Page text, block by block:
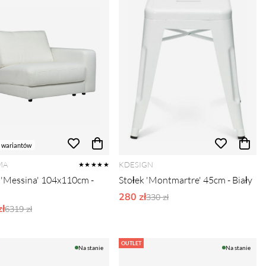
wariantów
★★★★★
104x110cm -
Ordynarne ceny:
6319 zł
KDESIGN
Stołek 'Montmartre' 45cm - Biały
280 złOrdynarne ceny:
330 zł
Na stanie
OUTLET
Na stanie